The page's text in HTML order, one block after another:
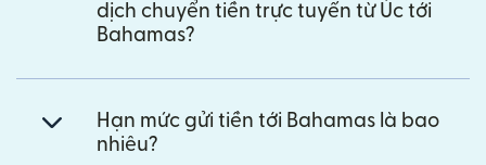
dịch chuyển tiền trực tuyến từ Úc tới
Bahamas?
Hạn mức gửi tiền tới Bahamas là bao
nhiêu?